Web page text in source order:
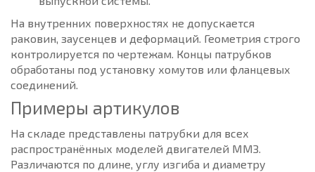
На внутренних поверхностях не допускается
раковин, заусенцев и деформаций. Геометрия строго
контролируется по чертежам. Концы патрубков
обработаны под установку хомутов или фланцевых
соединений.
Примеры артикулов
На складе представлены патрубки для всех
распространённых моделей двигателей ММЗ.
Различаются по длине, углу изгиба и диаметру